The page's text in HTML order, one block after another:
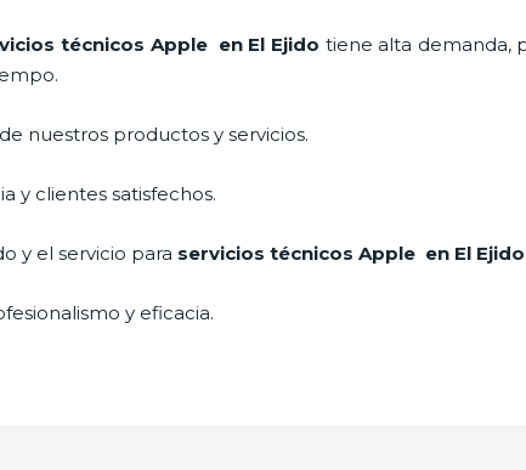
técnicos Appleen El Ejido tiene alta demanda,
nuestros productos y servicios.
y clientes satisfechos.
y el servicio para servicios técnicos Apple en El
y eficacia.